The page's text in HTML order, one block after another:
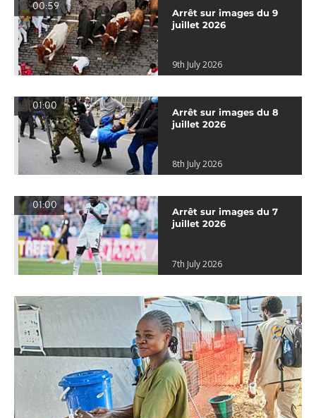
00:59
Arrêt sur images du 9
juillet 2026
9th July 2026
01:00
Arrêt sur images du 8
juillet 2026
8th July 2026
01:00
Arrêt sur images du 7
juillet 2026
7th July 2026